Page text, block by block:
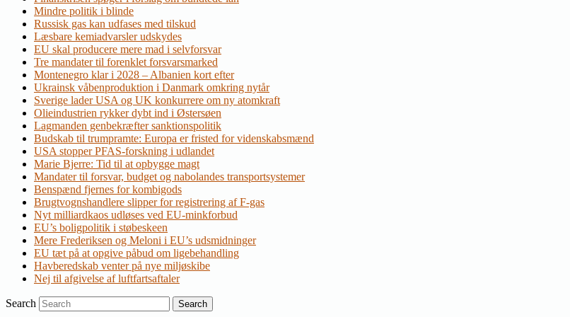
Mindre politik i blinde
Russisk gas kan udfases med tilskud
Læsbare kemiadvarsler udskydes
EU skal producere mere mad i selvforsvar
Tre mandater til forenklet forsvarsmarked
Montenegro klar i 2028 – Albanien kort efter
Ukrainsk våbenproduktion i Danmark omkring nytår
Sverige lader USA og UK konkurrere om ny atomkraft
Olieindustrien rykker dybt ind i Østersøen
Lagmanden genbekræfter sanktionspolitik
Budskab til trumpramte: Europa er fristed for videnskabsmænd
USA stopper PFAS-forskning i udlandet
Marie Bjerre: Tid til at opbygge magt
Mandater til forsvar, budget og nabolandes transportsystemer
Benspænd fjernes for kombigods
Brugtvognshandlere slipper for registrering af F-gas
Nyt milliardkaos udløses ved EU-minkforbud
EU’s boligpolitik i støbeskeen
Mere Frederiksen og Meloni i EU’s udsmidninger
EU tæt på at opgive påbud om ligebehandling
Havberedskab venter på nye miljøskibe
Nej til afgivelse af luftfartsaftaler
Search